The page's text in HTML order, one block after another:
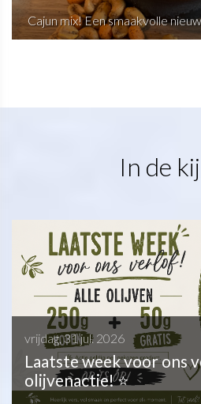
Cajun mix! Een smaakvolle
In de
vrijdag, 31 jul. 2026
Laatste week voor ons
olijvenactie! ⭐